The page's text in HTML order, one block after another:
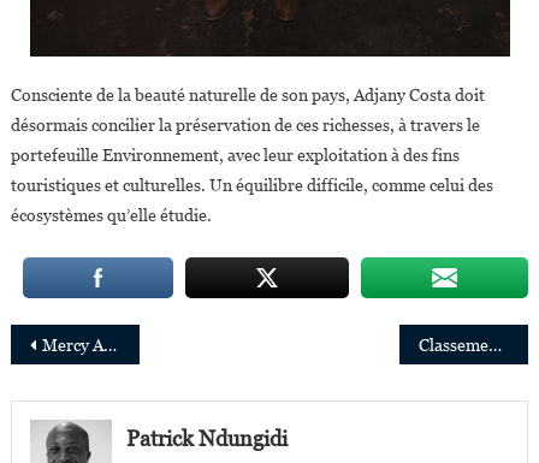
Consciente de la beauté naturelle de son pays, Adjany Costa doit
désormais concilier la préservation de ces richesses, à travers le
portefeuille Environnement, avec leur exploitation à des fins
touristiques et culturelles. Un équilibre difficile, comme celui des
écosystèmes qu’elle étudie.
Navigation
de
l’article
Mercy Asiedu,conceptrice du Callascope,dispositif de détection du cancer du col de l’utérus Classement Forbes : Dangote toujours en tête,Dewji stable, Sawiris Chute,Masiyiwa sort de la liste
Patrick Ndungidi